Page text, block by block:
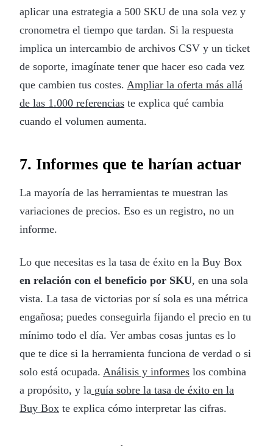
aplicar una estrategia a 500 SKU de una sola vez y
cronometra el tiempo que tardan. Si la respuesta
implica un intercambio de archivos CSV y un ticket
de soporte, imagínate tener que hacer eso cada vez
que cambien tus costes. Ampliar la oferta más allá
de las 1.000 referencias te explica qué cambia
cuando el volumen aumenta.
7. Informes que te harían actuar
La mayoría de las herramientas te muestran las
variaciones de precios. Eso es un registro, no un
informe.
Lo que necesitas es la tasa de éxito en la Buy Box
en relación con el beneficio por SKU, en una sola
vista. La tasa de victorias por sí sola es una métrica
engañosa; puedes conseguirla fijando el precio en tu
mínimo todo el día. Ver ambas cosas juntas es lo
que te dice si la herramienta funciona de verdad o si
solo está ocupada. Análisis y informes los combina
a propósito, y la guía sobre la tasa de éxito en la
Buy Box te explica cómo interpretar las cifras.